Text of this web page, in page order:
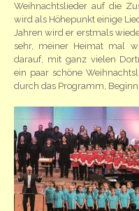
Weihnachtslieder auf die
wird als Höhepunkt einige
Jahren wird er erstmals
sehr, meiner Heimat mal
darauf, mit ganz vielen
ein paar schöne
durch das Programm,